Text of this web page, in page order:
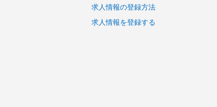
求人情報の登録方法
求人情報を登録する